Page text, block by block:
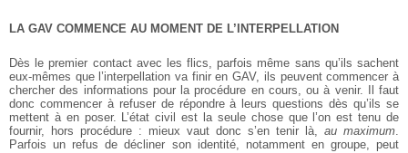
LA GAV COMMENCE AU MOMENT DE L’INTERPELLATION
Dès le premier contact avec les flics, parfois même sans qu’ils sachent
eux-mêmes que l’interpellation va finir en GAV, ils peuvent commencer à
chercher des informations pour la procédure en cours, ou à venir. Il faut
donc commencer à refuser de répondre à leurs questions dès qu’ils se
mettent à en poser. L’état civil est la seule chose que l’on est tenu de
fournir, hors procédure : mieux vaut donc s’en tenir là, au maximum.
Parfois un refus de décliner son identité, notamment en groupe, peut